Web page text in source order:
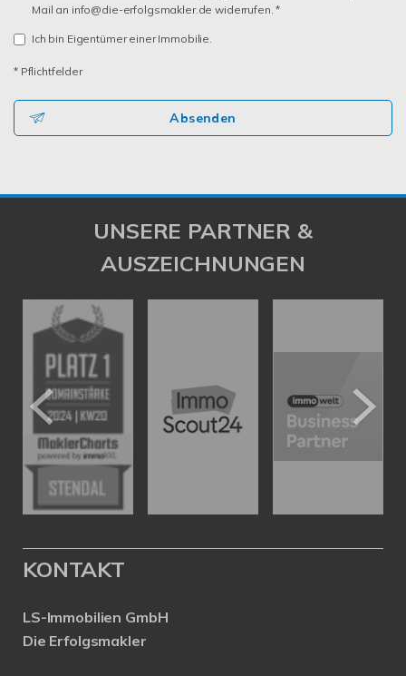
Mail an info@die-erfolgsmakler.de widerrufen. *
Ich bin Eigentümer einer Immobilie.
* Pflichtfelder
Absenden
UNSERE PARTNER &
AUSZEICHNUNGEN
KONTAKT
LS-Immobilien GmbH
Die Erfolgsmakler